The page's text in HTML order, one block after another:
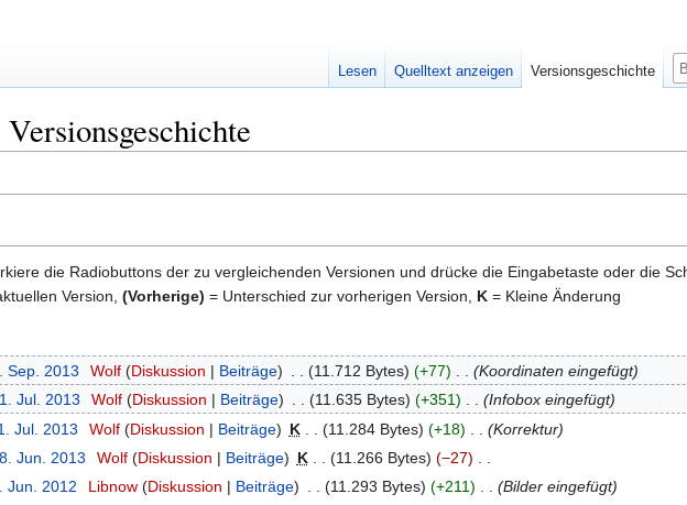
die Radiobuttons der zu vergleichenden Versionen und drücke die Eingabetaste oder die
Version, (Vorherige) = Unterschied zur vorherigen Version, K = Kleine Änderung
Sep. 2013 Wolf Diskussion Beiträge 11.712 Bytes +77
Koordinaten eingefügt
Jul. 2013 Wolf Diskussion Beiträge 11.635 Bytes +351
Infobox eingefügt
Jul. 2013 Wolf Diskussion Beiträge K 11.284 Bytes +18
Korrektur
Jun. 2013 Wolf Diskussion Beiträge K 11.266 Bytes −27
Jun. 2012 Libnow Diskussion Beiträge 11.293 Bytes +211
Bilder eingefügt
Lesen Quelltext anzeigen Versionsgeschichte